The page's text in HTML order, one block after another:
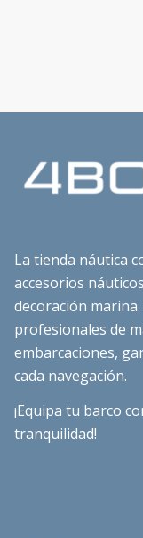
La tienda náutica
accesorios
decoración
profesionales de
embarcaciones,
cada navegación.
¡Equipa tu barco
tranquilidad!